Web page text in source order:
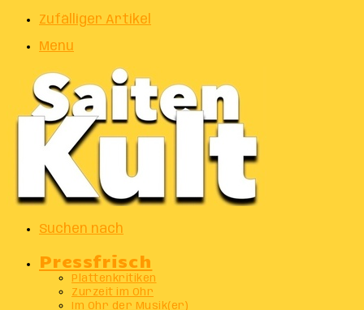
Zufälliger Artikel
Menu
Suchen nach
Pressfrisch
Plattenkritiken
Zurzeit im Ohr
Im Ohr der Musik(er)